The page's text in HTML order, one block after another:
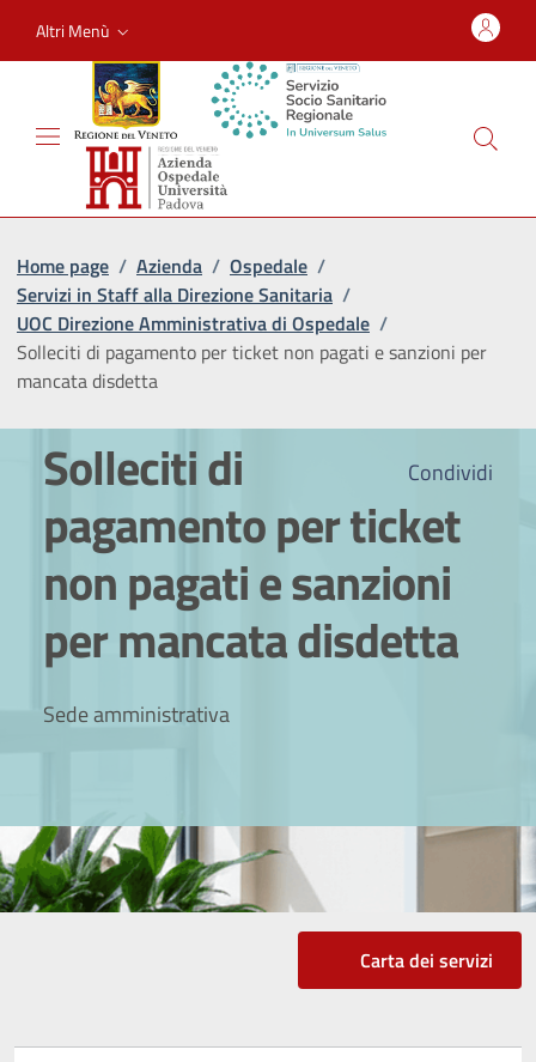
Altri Menù
Home page / Azienda / Ospedale /
Servizi in Staff alla Direzione Sanitaria /
UOC Direzione Amministrativa di Ospedale /
Solleciti di pagamento per ticket non pagati e sanzioni per
mancata disdetta
Condividi
Solleciti di
pagamento per ticket
non pagati e sanzioni
per mancata disdetta
Sede amministrativa
Carta dei servizi